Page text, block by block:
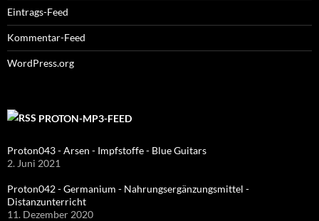
Eintrags-Feed
Kommentar-Feed
WordPress.org
PROTON-MP3-FEED
Proton043 - Arsen - Impfstoffe - Blue Guitars
2. Juni 2021
Proton042 - Germanium - Nahrungsergänzungsmittel -
Distanzunterricht
11. Dezember 2020